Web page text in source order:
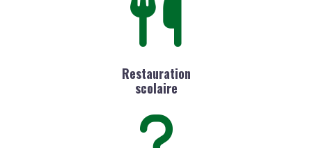
Restauration
scolaire